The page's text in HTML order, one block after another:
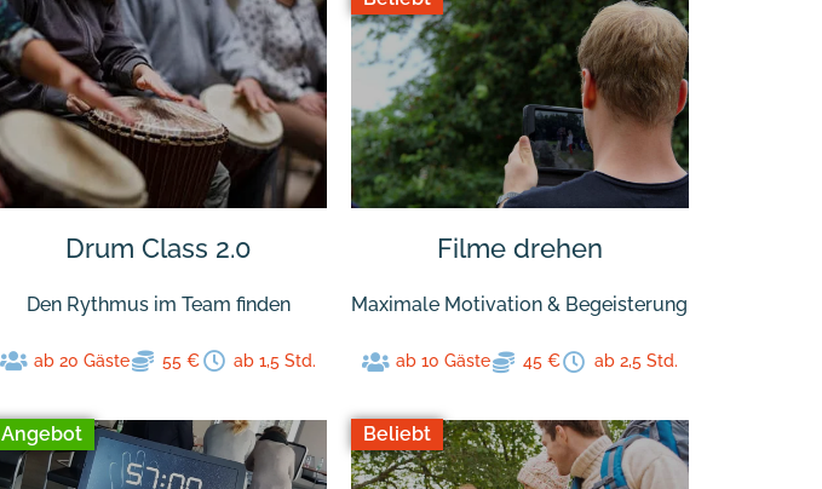
Drum Class 2.0
Den Rythmus im Team finden
ab 20 Gäste 55 € ab 1,5 Std.
Filme drehen
Maximale Motivation & Begeisterung
ab 10 Gäste 45 € ab 2,5 Std.
Angebot Beliebt